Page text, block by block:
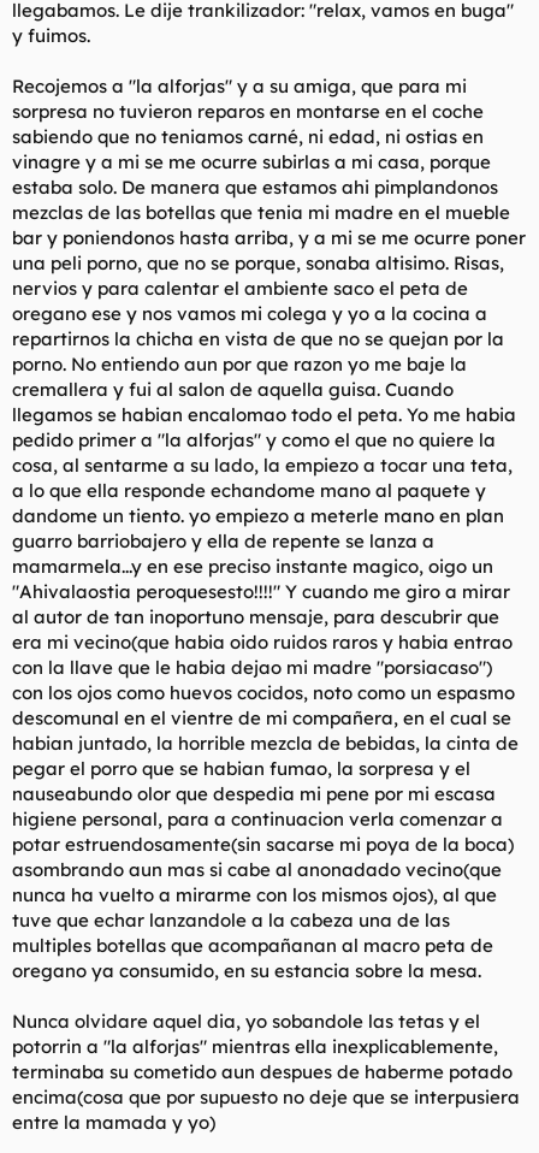
llegabamos. Le dije trankilizador: "relax, vamos en buga"
y fuimos.
Recojemos a "la alforjas" y a su amiga, que para mi
sorpresa no tuvieron reparos en montarse en el coche
sabiendo que no teniamos carné, ni edad, ni ostias en
vinagre y a mi se me ocurre subirlas a mi casa, porque
estaba solo. De manera que estamos ahi pimplandonos
mezclas de las botellas que tenia mi madre en el mueble
bar y poniendonos hasta arriba, y a mi se me ocurre poner
una peli porno, que no se porque, sonaba altisimo. Risas,
nervios y para calentar el ambiente saco el peta de
oregano ese y nos vamos mi colega y yo a la cocina a
repartirnos la chicha en vista de que no se quejan por la
porno. No entiendo aun por que razon yo me baje la
cremallera y fui al salon de aquella guisa. Cuando
llegamos se habian encalomao todo el peta. Yo me habia
pedido primer a "la alforjas" y como el que no quiere la
cosa, al sentarme a su lado, la empiezo a tocar una teta,
a lo que ella responde echandome mano al paquete y
dandome un tiento. yo empiezo a meterle mano en plan
guarro barriobajero y ella de repente se lanza a
mamarmela...y en ese preciso instante magico, oigo un
"Ahivalaostia peroquesesto!!!!" Y cuando me giro a mirar
al autor de tan inoportuno mensaje, para descubrir que
era mi vecino(que habia oido ruidos raros y habia entrao
con la llave que le habia dejao mi madre "porsiacaso")
con los ojos como huevos cocidos, noto como un espasmo
descomunal en el vientre de mi compañera, en el cual se
habian juntado, la horrible mezcla de bebidas, la cinta de
pegar el porro que se habian fumao, la sorpresa y el
nauseabundo olor que despedia mi pene por mi escasa
higiene personal, para a continuacion verla comenzar a
potar estruendosamente(sin sacarse mi poya de la boca)
asombrando aun mas si cabe al anonadado vecino(que
nunca ha vuelto a mirarme con los mismos ojos), al que
tuve que echar lanzandole a la cabeza una de las
multiples botellas que acompañanan al macro peta de
oregano ya consumido, en su estancia sobre la mesa.
Nunca olvidare aquel dia, yo sobandole las tetas y el
potorrin a "la alforjas" mientras ella inexplicablemente,
terminaba su cometido aun despues de haberme potado
encima(cosa que por supuesto no deje que se interpusiera
entre la mamada y yo)